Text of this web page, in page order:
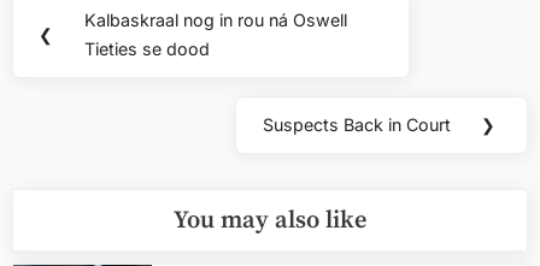
navigation
❮
Previous
Post:
Kalbaskraal nog in rou ná Oswell
Tieties se dood
Next
Suspects Back in Court ❯
You may also like